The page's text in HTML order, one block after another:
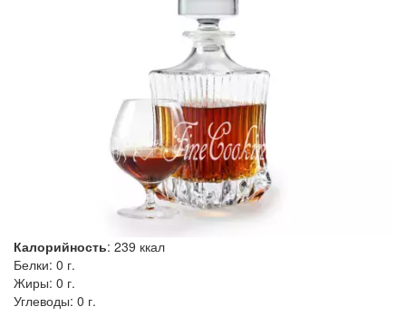
Калорийность: 239 ккал
Белки: 0 г.
Жиры: 0 г.
Углеводы: 0 г.